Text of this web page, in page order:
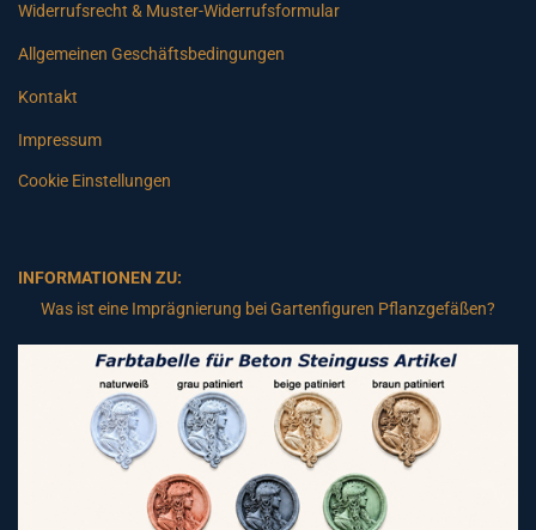
Widerrufsrecht & Muster-Widerrufsformular
Allgemeinen Geschäftsbedingungen
Kontakt
Impressum
Cookie Einstellungen
INFORMATIONEN ZU:
Was ist eine Imprägnierung bei Gartenfiguren Pflanzgefäßen?